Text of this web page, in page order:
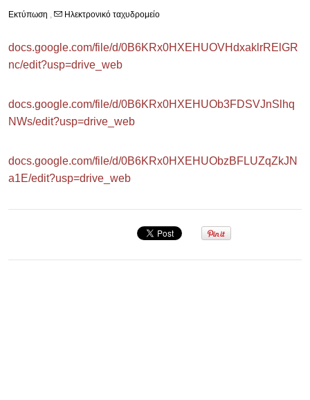
Εκτύπωση , Ηλεκτρονικό ταχυδρομείο
docs.google.com/file/d/0B6KRx0HXEHUOVHdxaklrRElGR
nc/edit?usp=drive_web
docs.google.com/file/d/0B6KRx0HXEHUOb3FDSVJnSlhq
NWs/edit?usp=drive_web
docs.google.com/file/d/0B6KRx0HXEHUObzBFLUZqZkJN
a1E/edit?usp=drive_web